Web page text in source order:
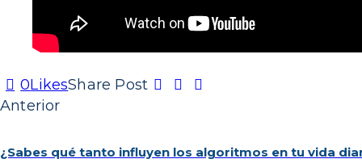
0LikesShare Post
Anterior
¿Sabes qué tanto influyen los algoritmos en tu vida